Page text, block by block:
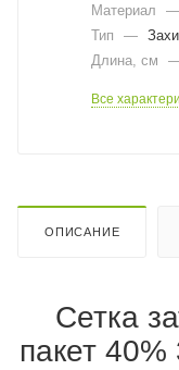
Материал
—
Тип
—
Длина, cм
Все
ОПИСАНИЕ
Сетка
пакет